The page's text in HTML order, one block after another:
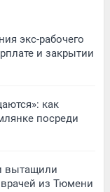
экс-рабочего
и закрытии
как
посреди
вытащили
из Тюмени